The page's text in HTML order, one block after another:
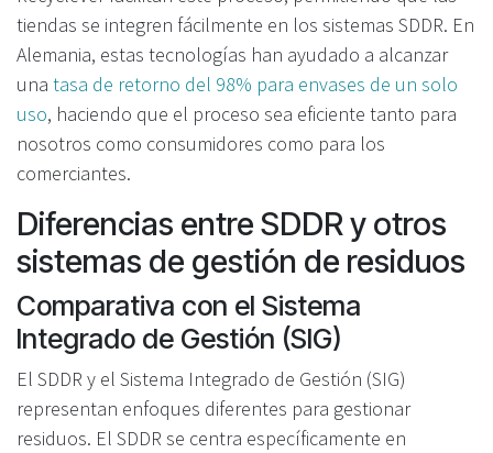
tiendas se integren fácilmente en los sistemas SDDR. En
Alemania, estas tecnologías han ayudado a alcanzar
una tasa de retorno del 98% para envases de un solo
uso, haciendo que el proceso sea eficiente tanto para
nosotros como consumidores como para los
comerciantes.
Diferencias entre SDDR y otros
sistemas de gestión de residuos
Comparativa con el Sistema
Integrado de Gestión (SIG)
El SDDR y el Sistema Integrado de Gestión (SIG)
representan enfoques diferentes para gestionar
residuos. El SDDR se centra específicamente en